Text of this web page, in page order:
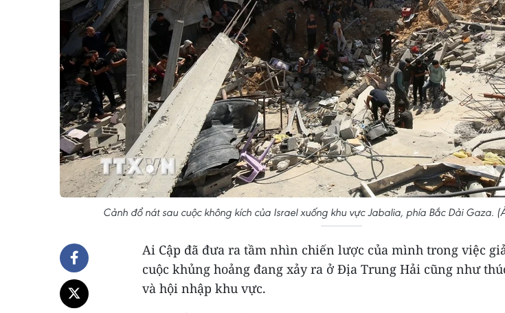
Cảnh đổ nát sau cuộc không kích của Israel xuống khu vực Jabalia, phía Bắc Dải Gaza.
Ai Cập đã đưa ra tầm nhìn chiến lược của mình trong việc
cuộc khủng hoảng đang xảy ra ở Địa Trung Hải cũng như
và hội nhập khu vực.